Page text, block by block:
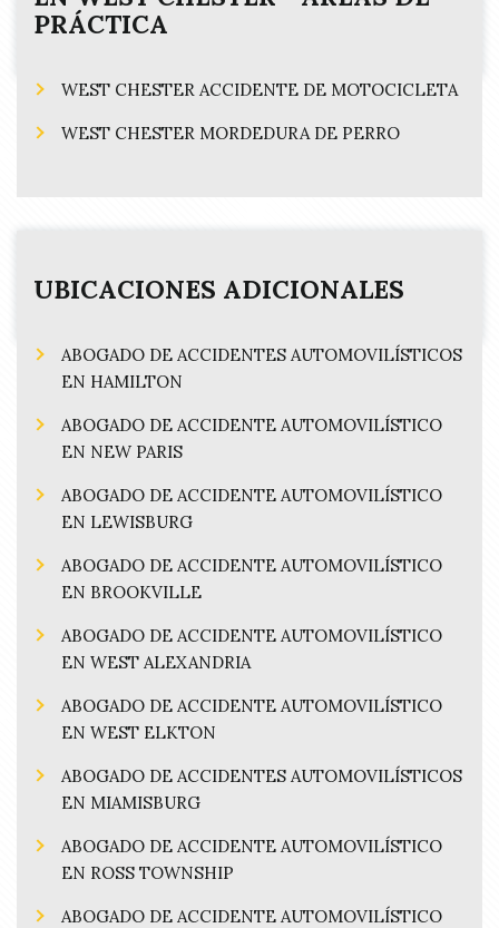
e
d
PRÁCTICA
WEST CHESTER ACCIDENTE DE MOTOCICLETA
WEST CHESTER MORDEDURA DE PERRO
UBICACIONES ADICIONALES
ABOGADO DE ACCIDENTES AUTOMOVILÍSTICOS
EN HAMILTON
ABOGADO DE ACCIDENTE AUTOMOVILÍSTICO
EN NEW PARIS
ABOGADO DE ACCIDENTE AUTOMOVILÍSTICO
EN LEWISBURG
ABOGADO DE ACCIDENTE AUTOMOVILÍSTICO
EN BROOKVILLE
ABOGADO DE ACCIDENTE AUTOMOVILÍSTICO
EN WEST ALEXANDRIA
ABOGADO DE ACCIDENTE AUTOMOVILÍSTICO
EN WEST ELKTON
ABOGADO DE ACCIDENTES AUTOMOVILÍSTICOS
EN MIAMISBURG
ABOGADO DE ACCIDENTE AUTOMOVILÍSTICO
EN ROSS TOWNSHIP
ABOGADO DE ACCIDENTE AUTOMOVILÍSTICO